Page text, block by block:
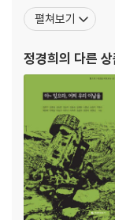
미국의 역사교육과
나라 역사교육의 문
로 알리기 위한 노력
펼쳐보기
정경희의 다른 상